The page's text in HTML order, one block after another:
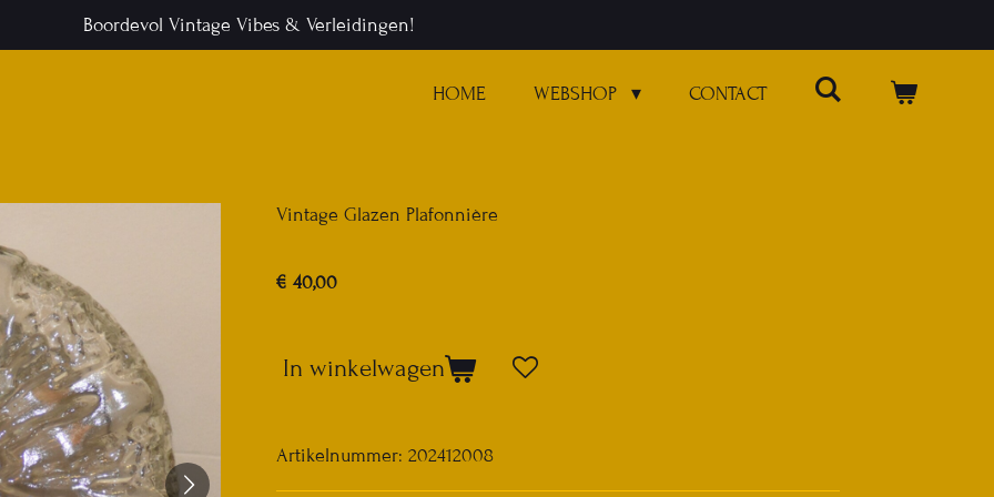
Boordevol Vintage Vibes & Verleidingen!
HOME WEBSHOP CONTACT
Vintage Glazen Plafonnière
€ 40,00
In winkelwagen
Artikelnummer: 202412008